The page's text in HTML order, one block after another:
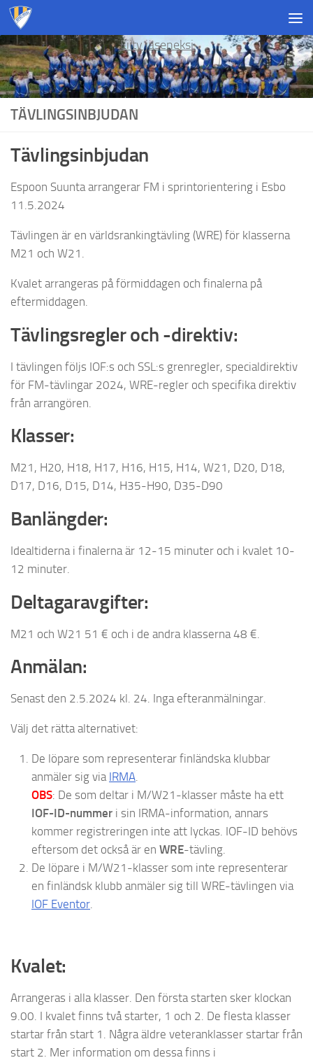
Skip to content
Liity jäseneksi
TÄVLINGSINBJUDAN
Tävlingsinbjudan
Espoon Suunta arrangerar FM i sprintorientering i Esbo
11.5.2024
Tävlingen är en världsrankingtävling (WRE) för klasserna
M21 och W21.
Kvalet arrangeras på förmiddagen och finalerna på
eftermiddagen.
Tävlingsregler och -direktiv:
I tävlingen följs IOF:s och SSL:s grenregler, specialdirektiv
för FM-tävlingar 2024, WRE-regler och specifika direktiv
från arrangören.
Klasser:
M21, H20, H18, H17, H16, H15, H14, W21, D20, D18,
D17, D16, D15, D14, H35-H90, D35-D90
Banlängder:
Idealtiderna i finalerna är 12-15 minuter och i kvalet 10-
12 minuter.
Deltagaravgifter:
M21 och W21 51 € och i de andra klasserna 48 €.
Anmälan:
Senast den 2.5.2024 kl. 24. Inga efteranmälningar.
Välj det rätta alternativet:
De löpare som representerar finländska klubbar
anmäler sig via IRMA
OBS: De som deltar i M/W21-klasser måste ha ett
IOF-ID-nummer i sin IRMA-information, annars
kommer registreringen inte att lyckas. IOF-ID behövs
eftersom det också är en WRE-tävling.
De löpare i M/W21-klasser som inte representerar
en finländsk klubb anmäler sig till WRE-tävlingen via
IOF Eventor
Kvalet:
Arrangeras i alla klasser. Den första starten sker klockan
9.00. I kvalet finns två starter, 1 och 2. De flesta klasser
startar från start 1. Några äldre veteranklasser startar från
start 2. Mer information om dessa finns i